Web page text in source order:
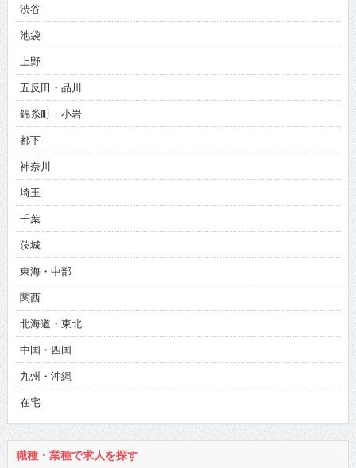
渋谷
池袋
上野
五反田・品川
錦糸町・小岩
都下
神奈川
埼玉
千葉
茨城
東海・中部
関西
北海道・東北
中国・四国
九州・沖縄
在宅
職種・業種で求人を探す